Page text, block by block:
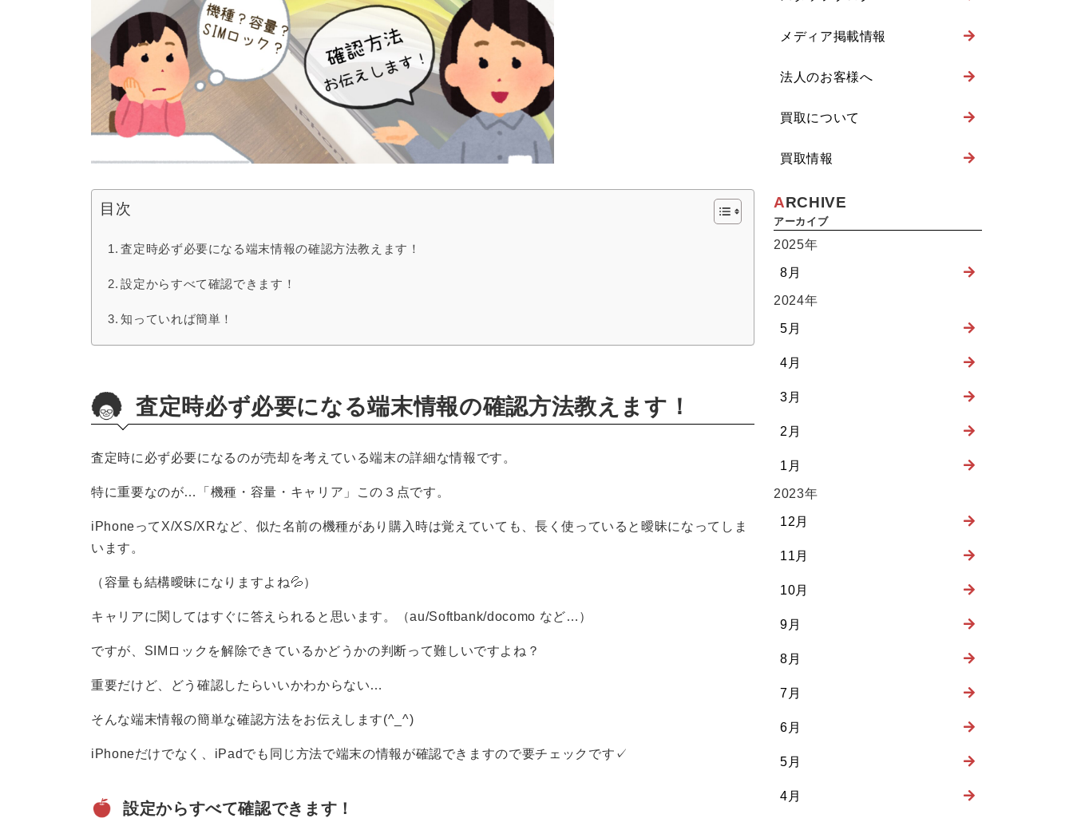
目次
査定時必ず必要になる端末情報の確認方法教えます！
設定からすべて確認できます！
知っていれば簡単！
査定時必ず必要になる端末情報の確認方法教えます！
査定時に必ず必要になるのが売却を考えている端末の詳細な情報です。
特に重要なのが…「機種・容量・キャリア」この３点です。
iPhoneってX/XS/XRなど、似た名前の機種があり購入時は覚えていても、長く使っていると曖昧になってしま
います。
（容量も結構曖昧になりますよね💦）
キャリアに関してはすぐに答えられると思います。（au/Softbank/docomo など…）
ですが、SIMロックを解除できているかどうかの判断って難しいですよね？
重要だけど、どう確認したらいいかわからない…
そんな端末情報の簡単な確認方法をお伝えします(^_^)
iPhoneだけでなく、iPadでも同じ方法で端末の情報が確認できますので要チェックです✓
設定からすべて確認できます！
メディア掲載情報
法人のお客様へ
買取について
買取情報
ARCHIVE
2025年
8月
2024年
5月
4月
3月
2月
1月
2023年
12月
11月
10月
9月
8月
7月
6月
5月
4月